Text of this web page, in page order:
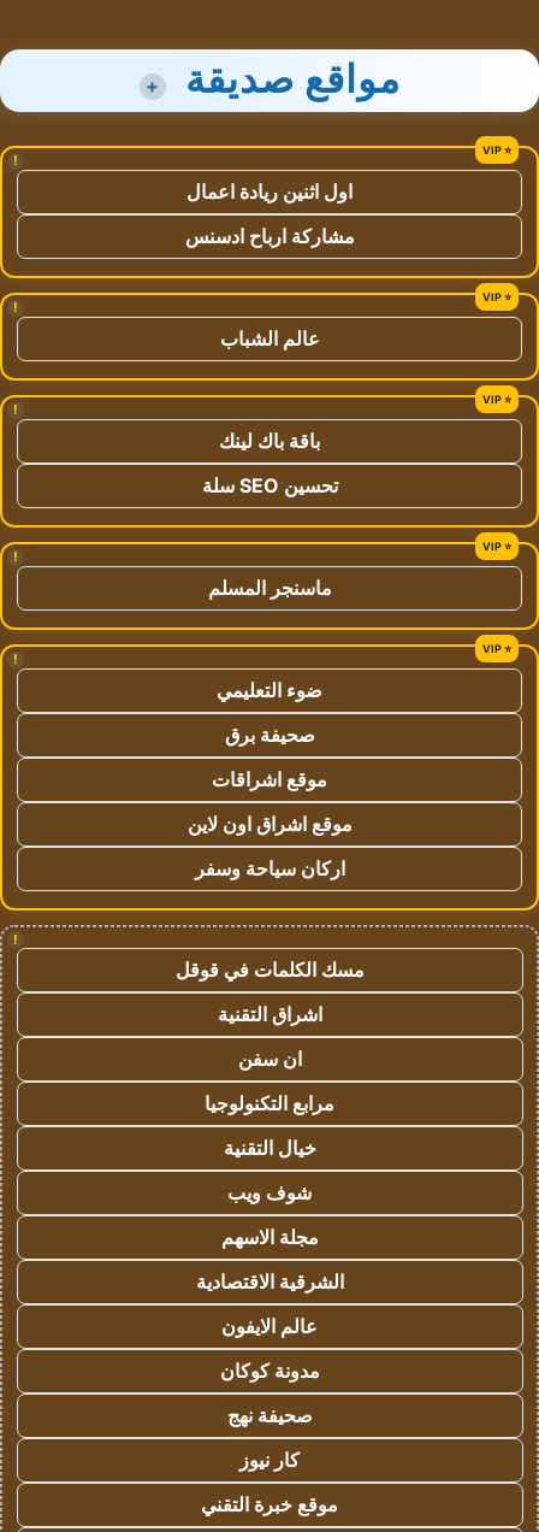
مواقع صديقة +
!
اول اثنين ريادة اعمال
مشاركة ارباح ادسنس
!
عالم الشباب
!
باقة باك لينك
تحسين SEO سلة
!
ماسنجر المسلم
!
ضوء التعليمي
صحيفة برق
موقع اشراقات
موقع اشراق اون لاين
اركان سياحة وسفر
!
مسك الكلمات في قوقل
اشراق التقنية
ان سفن
مرابع التكنولوجيا
خيال التقنية
شوف ويب
مجلة الاسهم
الشرقية الاقتصادية
عالم الايفون
مدونة كوكان
صحيفة نهج
كار نيوز
موقع خبرة التقني